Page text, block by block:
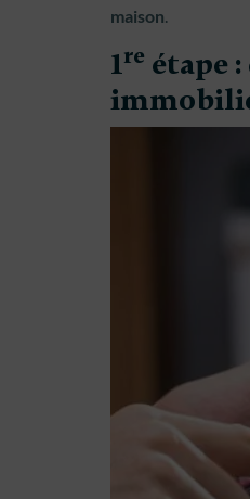
maison.
1re étape